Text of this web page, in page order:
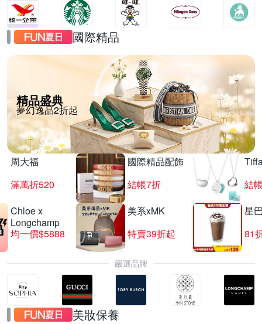
國際精品
精品盛典
夢幻逸品2折起
周大福
滿萬折520
國際精品配飾
結帳7折
結
Chloe x
Longchamp
均一價$5888
美系xMK
特賣39折起
星
81
嚴選品牌
美妝保養